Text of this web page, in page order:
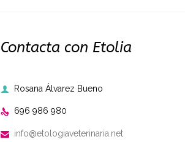
Contacta con Etolia
 Rosana Álvarez Bueno
 696 986 980
 info@etologiaveterinaria.net